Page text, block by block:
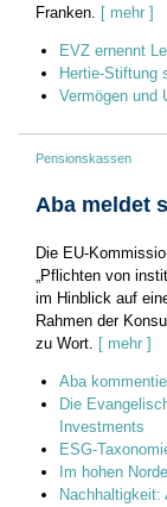
Franken. [ mehr ]
EVZ ernennt
Hertie-Stiftung
Vermögen und
Pensionskassen
Aba meldet
Die EU-
„Pflichten von
im Hinblick auf
Rahmen der
zu Wort. [ mehr ]
Aba
Die
Investments
ESG-
Im hohen
Nachhaltigkeit: